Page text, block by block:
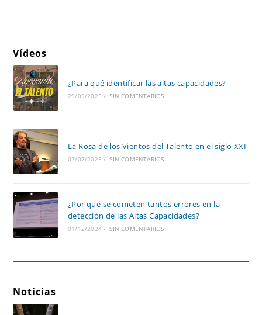
Vídeos
¿Para qué identificar las altas capacidades?
29/09/2025 / SIN COMENTARIOS
La Rosa de los Vientos del Talento en el siglo XXI
07/07/2025 / SIN COMENTARIOS
¿Por qué se cometen tantos errores en la
detección de las Altas Capacidades?
01/12/2024 / SIN COMENTARIOS
Noticias